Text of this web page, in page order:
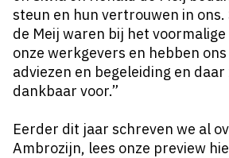
steun en hun vertrouwen in ons.
de Meij waren bij het
onze werkgevers en hebben
adviezen en begeleiding en
dankbaar voor.”
Eerder dit jaar schreven we al
Ambrozijn, lees onze preview